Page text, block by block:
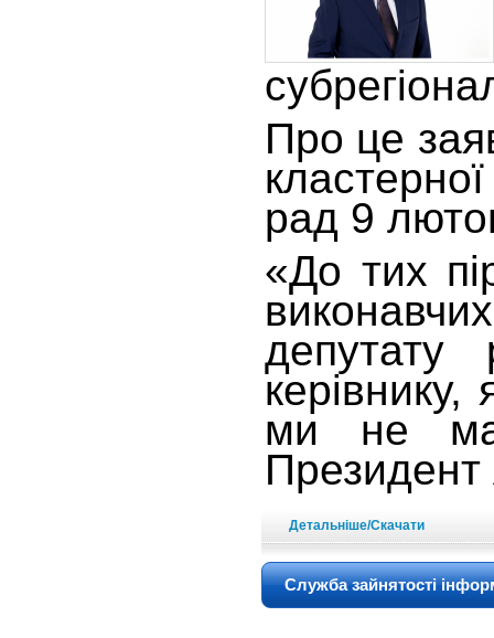
Про це
рад 9
«До тих
депутату
ми не
Президент
Детальніше/Скачати
Служба зайнятості